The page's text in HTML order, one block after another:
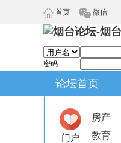
首页 微信
密码
论坛首页
门户
房产
教育